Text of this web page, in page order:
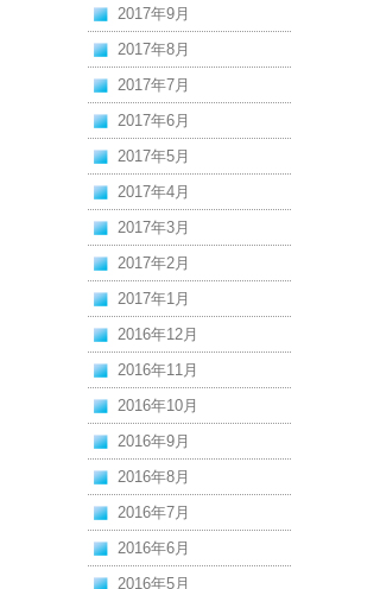
2017年9月
2017年8月
2017年7月
2017年6月
2017年5月
2017年4月
2017年3月
2017年2月
2017年1月
2016年12月
2016年11月
2016年10月
2016年9月
2016年8月
2016年7月
2016年6月
2016年5月